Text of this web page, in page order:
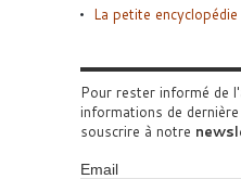
La petite encyclopédie
Pour rester informé de
informations de
souscrire à notre
Email